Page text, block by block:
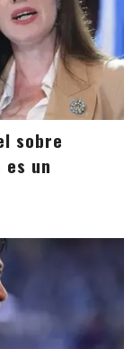
sobre
es un